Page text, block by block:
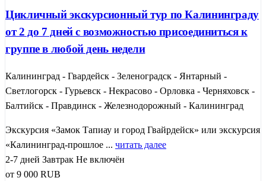
Цикличный экскурсионный тур по Калининграду
от 2 до 7 дней с возможностью присоединиться к
группе в любой день недели
Калининград - Гвардейск - Зеленоградск - Янтарный -
Светлогорск - Гурьевск - Некрасово - Орловка - Черняховск -
Балтийск - Правдинск - Железнодорожный - Калининград
Экскурсия «Замок Тапиау и город Гвайрдейск» или экскурсия
«Калининград-прошлое ... читать далее
2-7 дней Завтрак Не включён
от 9 000 RUB